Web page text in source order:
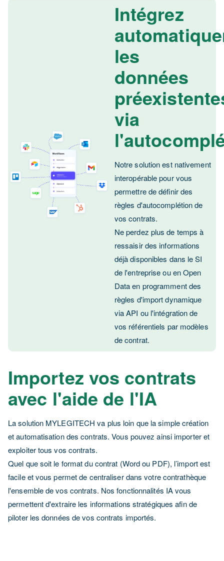
Intégrez
les
données
via
Notre solution est nativement
interopérable pour vous
permettre de définir des
règles d'autocomplétion de
vos contrats.
Ne perdez plus de temps à
ressaisir des informations
déjà disponibles dans le SI
de l'entreprise ou en Open
Data en programment des
règles d'import dynamique
via API ou l'intégration de
vos référentiels par modèles
de contrat.
Importez vos contrats
avec l'aide de l'IA
La solution MYLEGITECH va plus loin que la simple création
et automatisation des contrats. Vous pouvez ainsi importer et
exploiter tous vos contrats.
Quel que soit le format du contrat (Word ou PDF), l’import est
facile et vous permet de centraliser dans votre contrathèque
l'ensemble de vos contrats. Nos fonctionnalités IA vous
permettent d'extraire les informations stratégiques afin de
piloter les données de vos contrats importés.